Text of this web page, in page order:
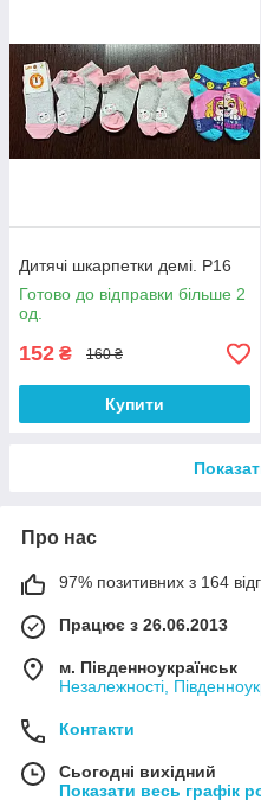
Дитячі шкарпетки демі. Р16
Готово до відправки більше 2
од.
152 ₴ 160 ₴
Купити
Про нас
97% позитивних з 164
Працює з 26.06.2013
м. Південноукраїнськ
Незалежності,
Контакти
Сьогодні вихідний
Показати весь графік